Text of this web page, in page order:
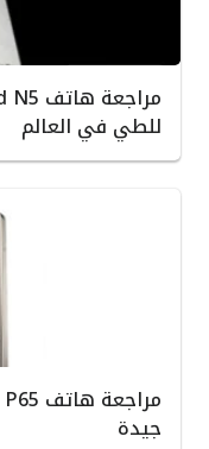
للطي في العالم
جيدة